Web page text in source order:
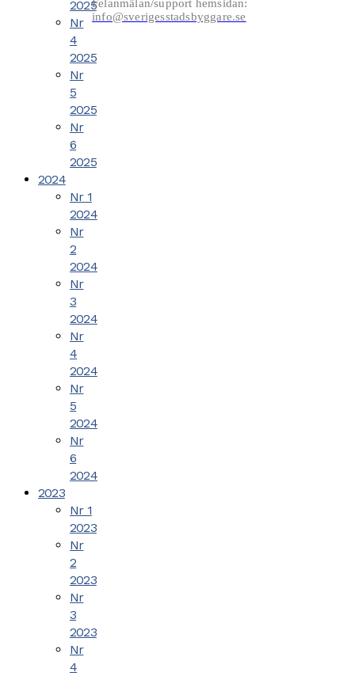
2025
Nr
4
2025
Nr
5
2025
Nr
6
2025
2024
Nr 1
2024
Nr
2
2024
Nr
3
2024
Nr
4
2024
Nr
5
2024
Nr
6
2024
2023
Nr 1
2023
Nr
2
2023
Nr
3
2023
Nr
4
Felanmälan/support hemsidan:
info@sverigesstadsbyggare.se